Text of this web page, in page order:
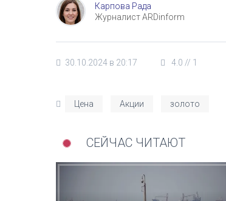
Карпова Рада
Журналист ARDinform
30.10.2024 в 20:17 4.0 // 1
Цена Акции золото
СЕЙЧАС ЧИТАЮТ